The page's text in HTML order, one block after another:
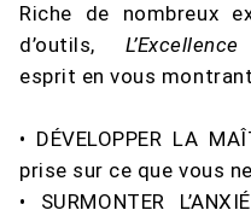
Riche de nombreux
d’outils,
esprit en vous
• DÉVELOPPER LA
prise sur ce que vous
• SURMONTER